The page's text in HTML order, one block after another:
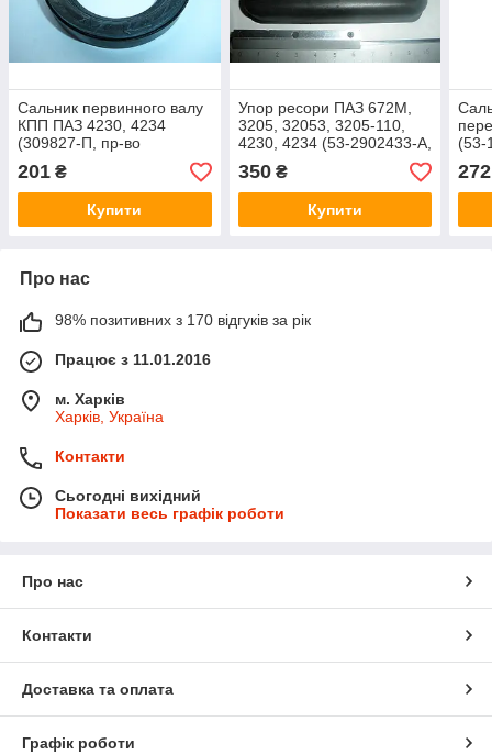
Сальник первинного валу
КПП ПАЗ 4230, 4234
(309827-П, пр-во
Оригінал)
201 ₴
Купити
Упор ресори ПАЗ 672М,
3205, 32053, 3205-110,
4230, 4234 (53-2902433-А,
пр-під СЗРТ)
350₴
Купити
(53-
272
Про нас
98% позитивних з 170 відгуків за рік
Працює з 11.01.2016
м. Харків
Харків, Україна
Контакти
Сьогодні вихідний
Показати весь графік роботи
Про нас
Контакти
Доставка та оплата
Графік роботи